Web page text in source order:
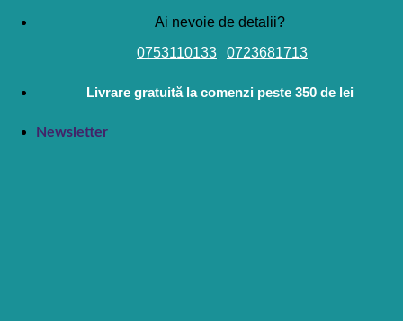
Skip
Ai nevoie de detalii?
0753110133
0723681713
Livrare gratuită la comenzi peste 350 de lei
Newsletter